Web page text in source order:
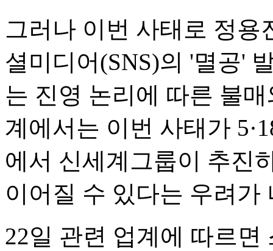
그러나 이번 사태로 정용
셜미디어(SNS)의 '멸공'
는 진영 논리에 따른 불
계에서는 이번 사태가
에서 신세계그룹이 추진
이어질 수 있다는 우려가
22일 관련 업계에 따르면